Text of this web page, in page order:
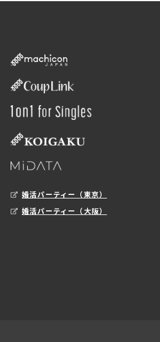
婚活パーティー（東京）
婚活パーティー（大阪）